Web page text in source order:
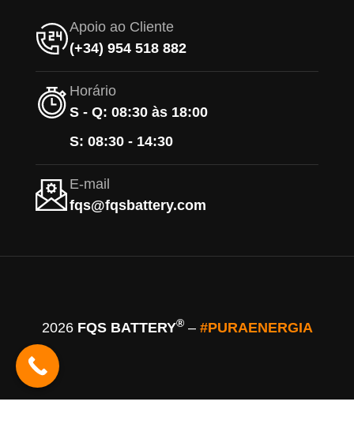
Apoio ao Cliente
(+34) 954 518 882
Horário
S - Q: 08:30 às 18:00
S: 08:30 - 14:30
E-mail
fqs@fqsbattery.com
2026 FQS BATTERY®– #PURAENERGIA